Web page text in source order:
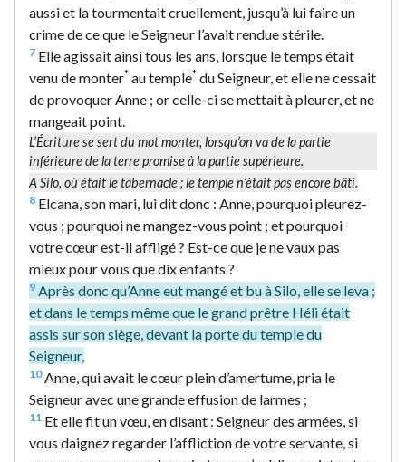
aussi et la tourmentait cruellement, jusqu’à lui faire un
crime de ce que le Seigneur l’avait rendue stérile.
7 Elle agissait ainsi tous les ans, lorsque le temps était
venu de monter* au temple* du Seigneur, et elle ne cessait
de provoquer Anne ; or celle-ci se mettait à pleurer, et ne
mangeait point.
L’Écriture se sert du mot monter, lorsqu’on va de la partie
inférieure de la terre promise à la partie supérieure.
A Silo, où était le tabernacle ; le temple n’était pas encore bâti.
8 Elcana, son mari, lui dit donc : Anne, pourquoi pleurez-
vous ; pourquoi ne mangez-vous point ; et pourquoi
votre cœur est-il affligé ? Est-ce que je ne vaux pas
mieux pour vous que dix enfants ?
9 Après donc qu’Anne eut mangé et bu à Silo, elle se leva ;
et dans le temps même que le grand prêtre Héli était
assis sur son siège, devant la porte du temple du
Seigneur,
10Anne, qui avait le cœur plein d’amertume, pria le
Seigneur avec une grande effusion de larmes ;
11 Et elle fit un vœu, en disant : Seigneur des armées, si
vous daignez regarder l’affliction de votre servante, si